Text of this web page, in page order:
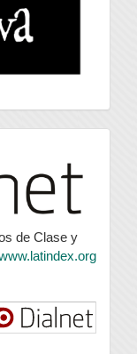
de Clase y